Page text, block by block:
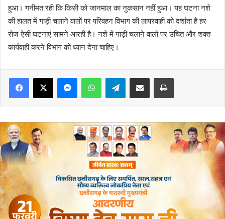
हुआ। गनीमत रही कि किसी को जानमाल का नुकसान नहीं हुआ। यह घटना नशे
की हालत में गाड़ी चलाने वालों पर परिवहन विभाग की लापरवाही को दर्शाता है हर
रोज ऐसी घटनाएं सामने आरही है। नशे में गाड़ी चलाने वालों पर उचित और शक्त
कार्यवाही करने विभाग को ध्यान देना चाहिए।
Telegram